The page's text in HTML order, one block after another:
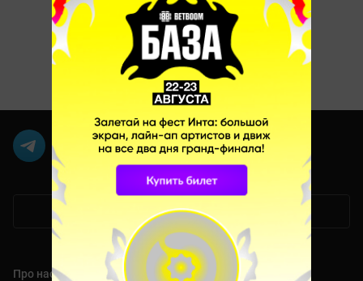
Мобильная версия
Про нас